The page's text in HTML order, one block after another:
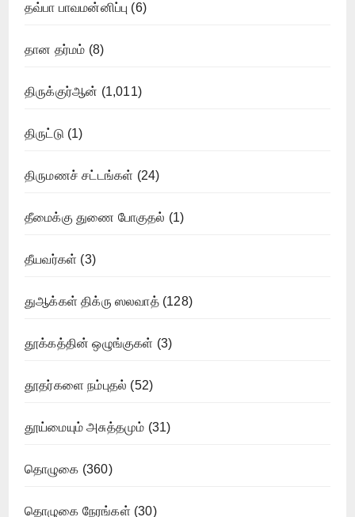
தவ்பா பாவமன்னிப்பு (6)
தான தர்மம் (8)
திருக்குர்ஆன் (1,011)
திருட்டு (1)
திருமணச் சட்டங்கள் (24)
தீமைக்கு துணை போகுதல் (1)
தீயவர்கள் (3)
துஆக்கள் திக்ரு ஸலவாத்(128)
தூக்கத்தின் ஒழுங்குகள் (3)
தூதர்களை நம்புதல் (52)
தூய்மையும் அசுத்தமும் (31)
தொழுகை (360)
தொழுகை நேரங்கள் (30)